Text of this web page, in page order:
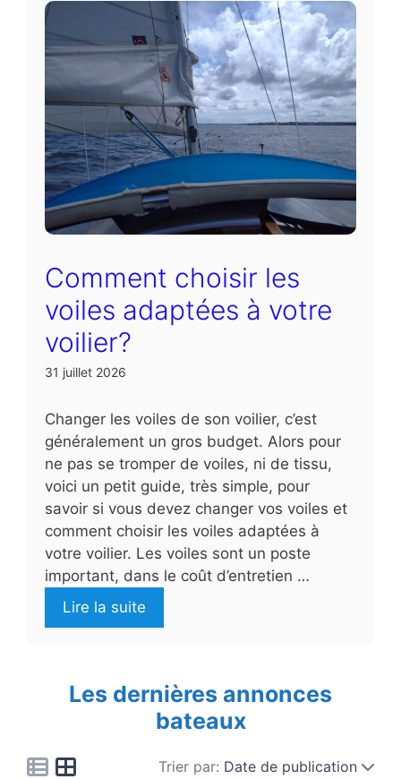
Comment choisir les
voiles adaptées à votre
voilier?
31 juillet 2026
Changer les voiles de son voilier, c’est
généralement un gros budget. Alors pour
ne pas se tromper de voiles, ni de tissu,
voici un petit guide, très simple, pour
savoir si vous devez changer vos voiles et
comment choisir les voiles adaptées à
votre voilier. Les voiles sont un poste
important, dans le coût d’entretien …
Lire la suite
Les dernières annonces
bateaux
Trier par: Date de publication